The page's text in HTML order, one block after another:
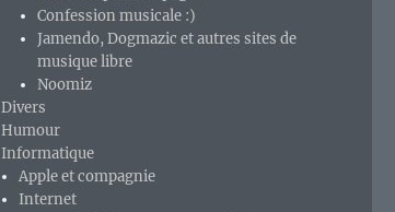
Confession musicale :)
Jamendo, Dogmazic et autres sites de
musique libre
Noomiz
Divers
Humour
Informatique
Apple et compagnie
Internet